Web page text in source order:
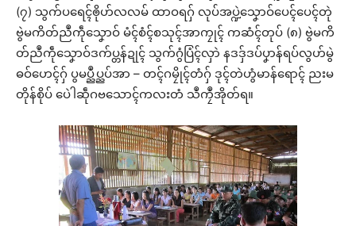
(၇) သွက်ပရေၚ်ၜိုဟ်လလမ် ထာဝရဂှ် လုပ်အပ္ဍဲသၞောဝ်ပေၚ်ပေၚ်တုဲ
ဗွဲမကိတ်ညဳကဵုသၞောဝ် မံၚ်စံၚ်စသုၚ်အာကၠုၚ် ကဆံၚ်တုပ် (၈) ဗွဲမကိ
တ်ညဳကဵုသၞောဝ်ဒက်ပ္တန်ဍုၚ် သွက်ဂွံပြံၚ်လှာဲ နဒဒှ်ဒပ်ပၞာန်ရပ်လွဟ်မွဲ
ဓဝ်ဟေၚ်ဂှ် ပွမပ္ညဳပ္ညပ်အာ – တၚ်ဂမၠိုၚ်တံဂှ် ဒုၚ်တဲဟွံမာန်ရောၚ် ညးမ
တိုန်စိုပ် ပေဲါဆဵုဂဗသောၚ်ကလးတံ သဳကၠဳအိုတ်ရ။